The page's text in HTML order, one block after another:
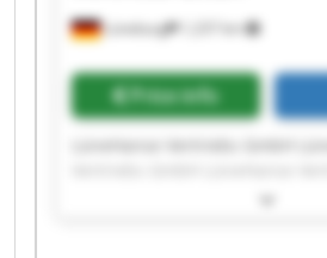
Lüneburg 1,237 km
Price info
LüneHanse Vertriebs GmbH